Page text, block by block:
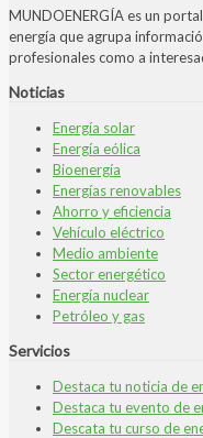
MUNDOENERGÍA es un
energía que agrupa
profesionales como a
Noticias
Energía solar
Energía eólica
Bioenergía
Energías renovables
Ahorro y eficiencia
Vehículo eléctrico
Medio ambiente
Sector energético
Energía nuclear
Petróleo y gas
Servicios
Destaca tu noticia de
Destaca tu evento de
Descata tu curso de